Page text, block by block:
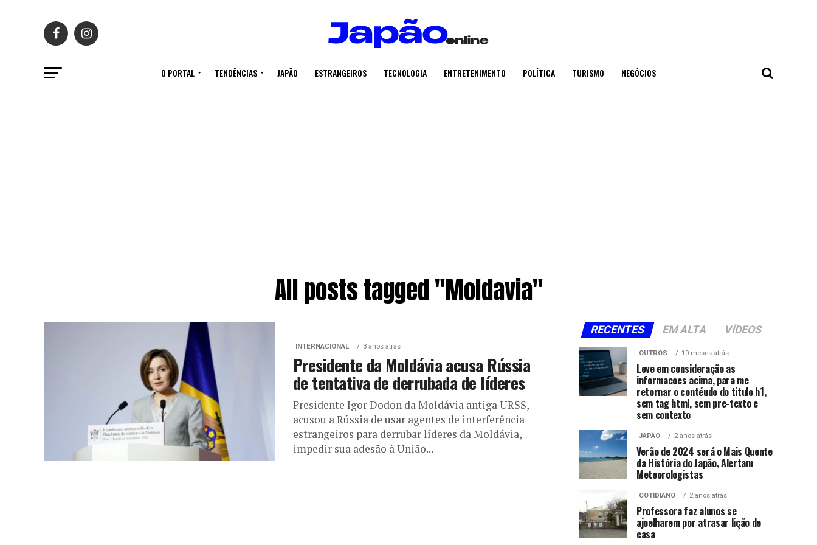
O PORTAL TENDÊNCIAS JAPÃO ESTRANGEIROS TECNOLOGIA ENTRETENIMENTO POLÍTICA TURISMO NEGÓCIOS
All posts tagged "Moldavia"
INTERNACIONAL 3 anos atrás
Presidente da Moldávia acusa Rússia
de tentativa de derrubada de líderes
Presidente Igor Dodon da Moldávia antiga URSS,
acusou a Rússia de usar agentes de interferência
estrangeiros para derrubar líderes da Moldávia,
impedir sua adesão à União...
RECENTES EM ALTA VÍDEOS
OUTROS 10 meses atrás
Leve em consideração as
informacoes acima, para me
retornar o contéudo do titulo h1,
sem tag html, sem pre-texto e
sem contexto
JAPÃO 2 anos atrás
Verão de 2024 será o Mais Quente
da História do Japão, Alertam
Meteorologistas
COTIDIANO 2 anos atrás
Professora faz alunos se
ajoelharem por atrasar lição de
casa